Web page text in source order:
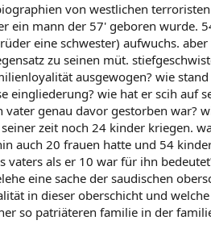
von westlichen
ein mann der 57' geboren wurde.
eine schwester) aufwuchs.
zu seinen müt.
ausgewogen? wie
eingliederung? wie hat er scih auf
vater genau davor gestorben war?
zeit noch 24 kinder kriegen.
auch 20 frauen hatte und 54
vaters als er 10 war für ihn
eine sache der saudischen
in dieser oberschicht und
so patriäteren familie in der